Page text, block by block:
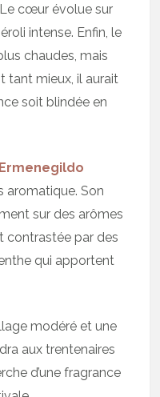
cœur évolue sur
intense. Enfin, le
chaudes, mais
tant mieux, il aurait
soit blindée en
Ermenegildo
aromatique. Son
sur des arômes
contrastée par des
qui apportent
modéré et une
aux trentenaires
d’une fragrance